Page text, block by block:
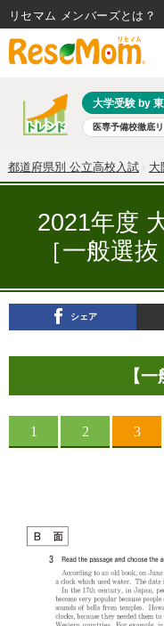
大学受験 by
医専予備校徹底
共通テスト 夏休み 8
自由研究教材（小学生向け）
ランキング
都道府県別 公立高校入試 大
2021年度
［一般選
シェア
【
リセマム メンバーズ